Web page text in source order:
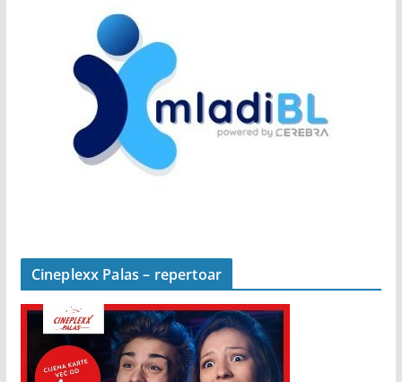
https://bit.ly/2LmJDPC
Cineplexx Palas – repertoar